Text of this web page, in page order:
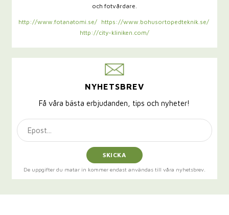
och fotvårdare.
http://www.fotanatomi.se/
https://www.bohusortopedteknik.se/
http://city-kliniken.com/
NYHETSBREV
Få våra bästa erbjudanden, tips och nyheter!
SKICKA
De uppgifter du matar in kommer endast användas till våra nyhetsbrev.